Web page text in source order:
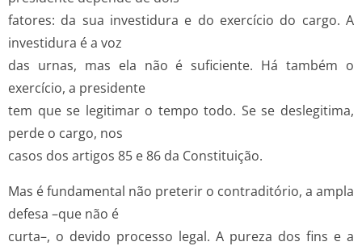
fatores: da sua investidura e do exercício do cargo. A
investidura é a voz
das urnas, mas ela não é suficiente. Há também o
exercício, a presidente
tem que se legitimar o tempo todo. Se se deslegitima,
perde o cargo, nos
casos dos artigos 85 e 86 da Constituição.
Mas é fundamental não preterir o contraditório, a ampla
defesa –que não é
curta–, o devido processo legal. A pureza dos fins e a